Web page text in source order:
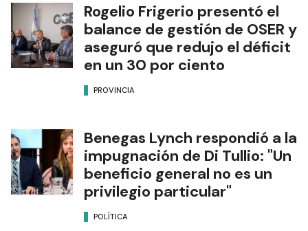
Rogelio Frigerio presentó el
balance de gestión de OSER y
aseguró que redujo el déficit
en un 30 por ciento
PROVINCIA
Benegas Lynch respondió a la
impugnación de Di Tullio: "Un
beneficio general no es un
privilegio particular"
POLÍTICA